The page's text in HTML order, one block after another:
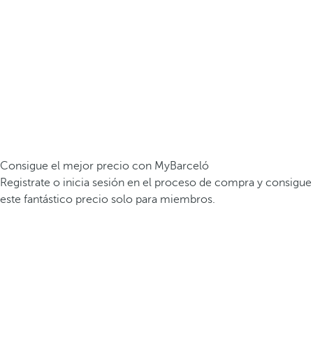
Consigue el mejor precio con MyBarceló
Registrate o inicia sesión en el proceso de compra y consigue
este fantástico precio solo para miembros.